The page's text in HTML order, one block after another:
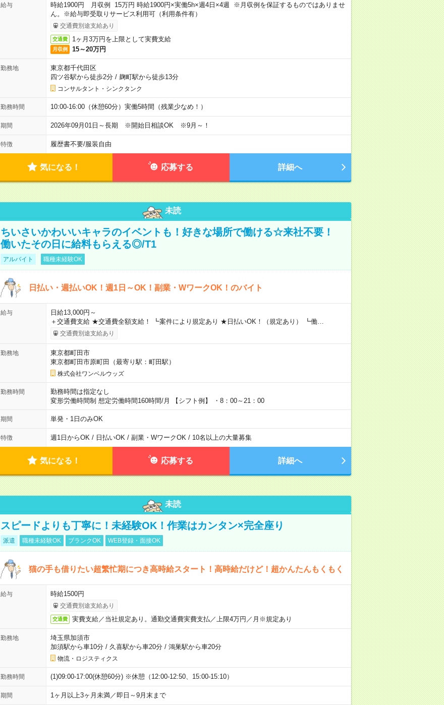
給与
時給1900円 月収例 15万円 時給1900円×実働5h×週4日×4週 ※月収例を保証するものではありませ
ん。※給与即受取りサービス利用可（利用条件有）
交通費別途支給あり
交通費 1ヶ月3万円を上限として実費支給
月収例 15～20万円
勤務地
東京都千代田区
四ツ谷駅から徒歩2分/ 麹町駅から徒歩13分
コンサルタント・シンクタンク
勤務時間 10:00-16:00（休憩60分）実働5時間（残業少なめ！）
期間 2026年09月01日～長期 ※開始日相談OK ※9月～！
特徴 履歴書不要/服装自由
気になる！ 応募する 詳細へ
未読
ちいさいかわいいキャラのイベントも！好きな場所で働ける☆来社不要！
働いたその日に給料もらえる◎/T1
アルバイト 職種未経験OK
日払い・週払いOK！週1日～OK！副業・WワークOK！のバイト
給与
日給13,000円～
＋交通費支給 ★交通費全額支給！ ┗案件により規定あり ★日払いOK！（規定あり） ┗働…
交通費別途支給あり
勤務地
東京都町田市
東京都町田市原町田（最寄り駅：町田駅）
株式会社ワンベルウッズ
勤務時間
勤務時間は指定なし
変形労働時間制 想定労働時間160時間/月 【シフト例】 ・8：00～21：00
期間 単発・1日のみOK
特徴 週1日からOK / 日払いOK / 副業・WワークOK / 10名以上の大量募集
気になる！ 応募する 詳細へ
未読
スピードよりも丁寧に！未経験OK！作業はカンタン×完全座り
派遣 職種未経験OK ブランクOK WEB登録・面接OK
猫の手も借りたい超繁忙期につき高時給スタート！高時給だけど！超かんたんもくもく
給与 時給1500円
交通費別途支給あり
交通費 実費支給／当社規定あり。通勤交通費実費支払／上限4万円／月※規定あり
勤務地
埼玉県加須市
加須駅から車10分/ 久喜駅から車20分/ 鴻巣駅から車20分
物流・ロジスティクス
勤務時間 (1)09:00-17:00(休憩60分) ※休憩（12:00-12:50、15:00-15:10）
期間 1ヶ月以上3ヶ月未満／即日～9月末まで